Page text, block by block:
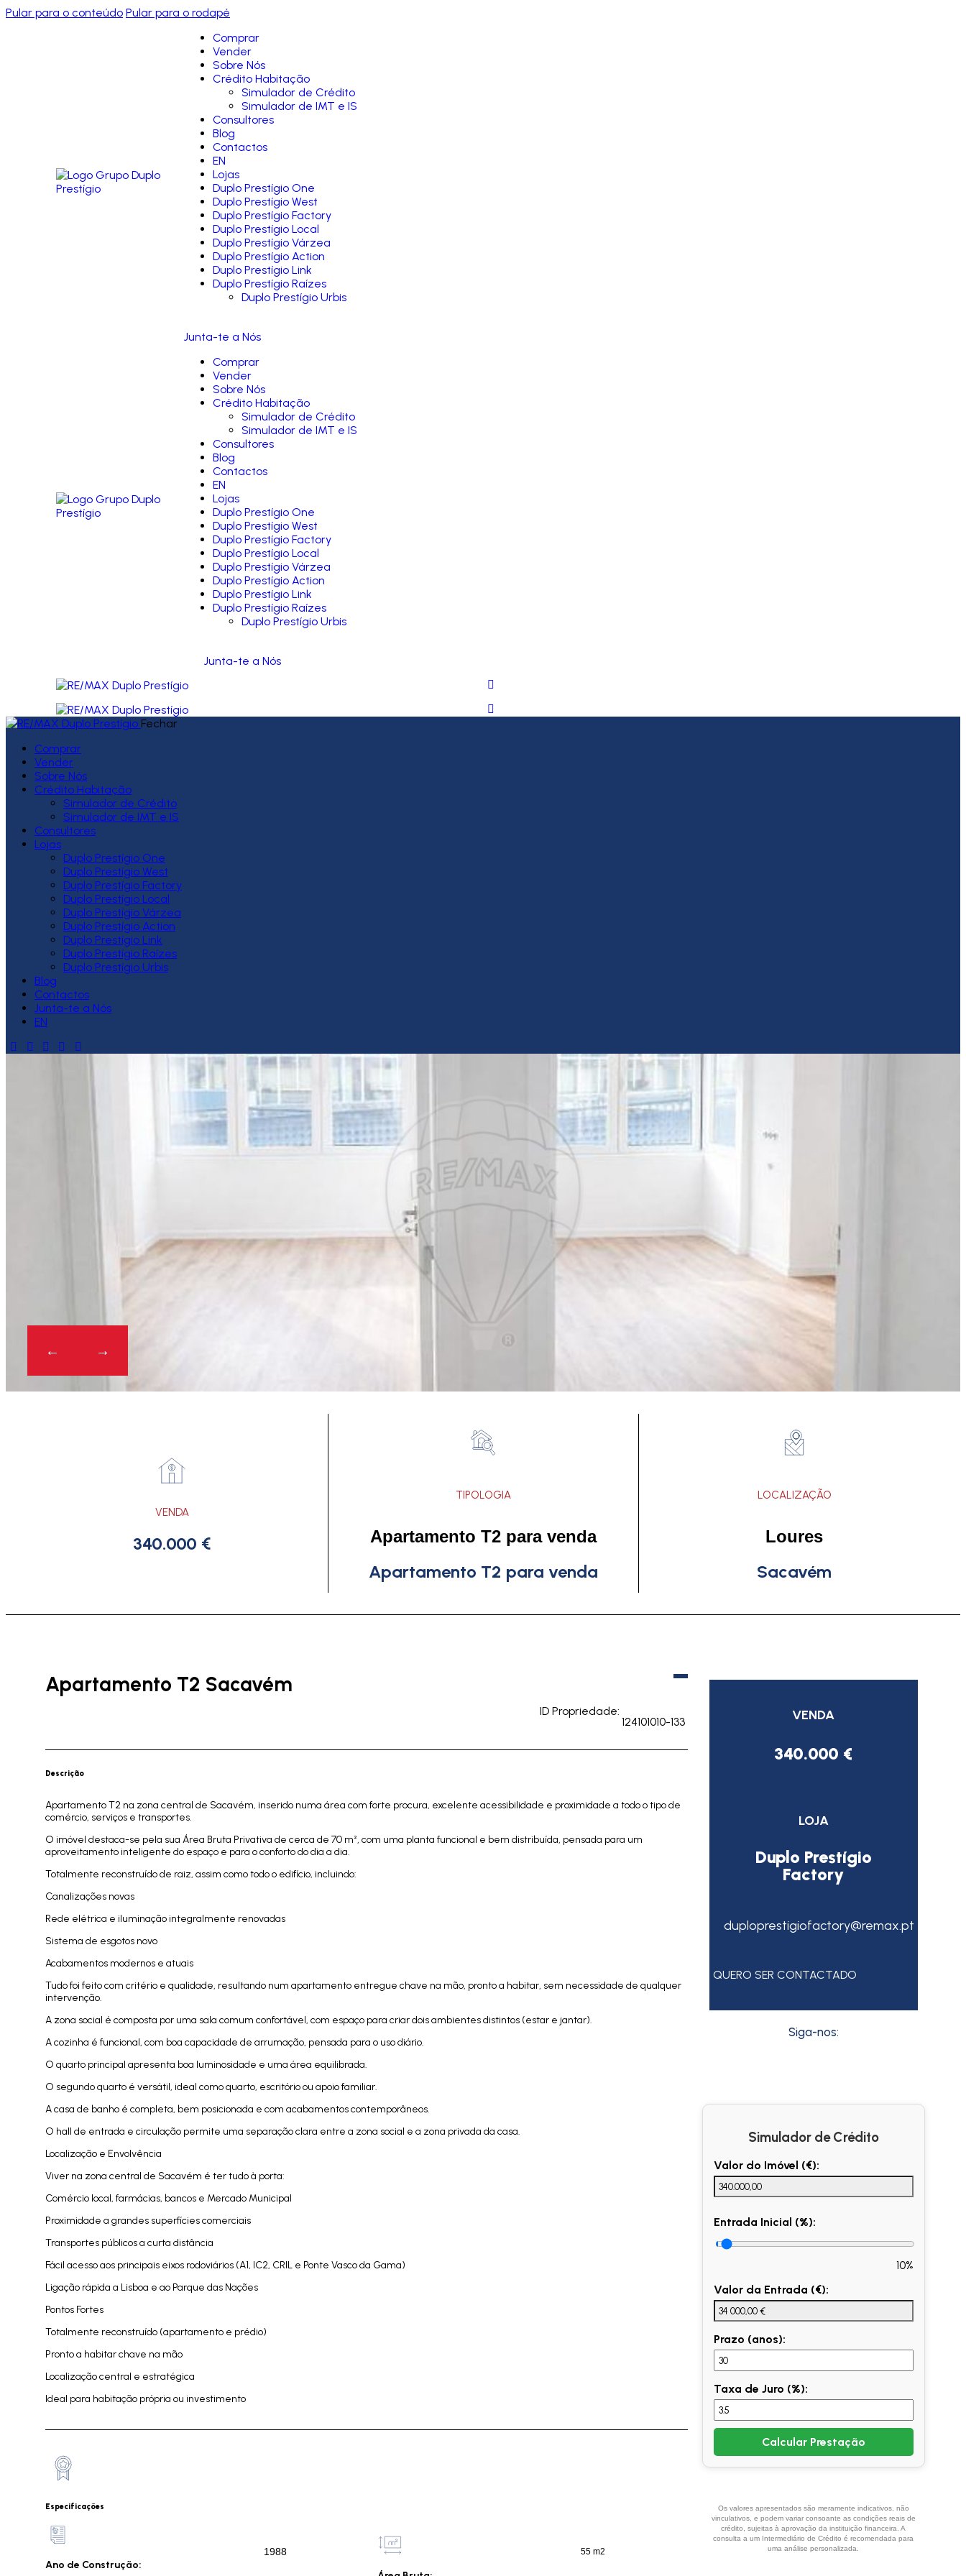
Pular para o conteúdo Pular para o rodapé
Comprar
Vender
Sobre Nós
Crédito Habitação
Simulador de Crédito
Simulador de IMT e IS
Consultores
Blog
Contactos
EN
Lojas
Duplo Prestígio One
Duplo Prestígio West
Duplo Prestígio Factory
Duplo Prestígio Local
Duplo Prestígio Várzea
Duplo Prestígio Action
Duplo Prestígio Link
Duplo Prestígio Raízes
Duplo Prestígio Urbis
Junta-te a Nós
Comprar
Vender
Sobre Nós
Crédito Habitação
Simulador de Crédito
Simulador de IMT e IS
Consultores
Blog
Contactos
EN
Lojas
Duplo Prestígio One
Duplo Prestígio West
Duplo Prestígio Factory
Duplo Prestígio Local
Duplo Prestígio Várzea
Duplo Prestígio Action
Duplo Prestígio Link
Duplo Prestígio Raízes
Duplo Prestígio Urbis
Junta-te a Nós
Fechar
Comprar
Vender
Sobre Nós
Crédito Habitação
Simulador de Crédito
Simulador de IMT e IS
Consultores
Lojas
Duplo Prestígio One
Duplo Prestígio West
Duplo Prestígio Factory
Duplo Prestígio Local
Duplo Prestígio Várzea
Duplo Prestígio Action
Duplo Prestígio Link
Duplo Prestígio Raízes
Duplo Prestígio Urbis
Blog
Contactos
Junta-te a Nós
EN
VENDA
340.000 €
TIPOLOGIA
Apartamento T2 para venda
Apartamento T2 para venda
LOCALIZAÇÃO
Loures
Sacavém
Apartamento T2 Sacavém
ID Propriedade:
124101010-133
Descrição
Apartamento T2 na zona central de Sacavém, inserido numa área com forte procura, excelente acessibilidade e proximidade a todo o tipo de
comércio, serviços e transportes.
O imóvel destaca-se pela sua Área Bruta Privativa de cerca de 70 m², com uma planta funcional e bem distribuída, pensada para um
aproveitamento inteligente do espaço e para o conforto do dia a dia.
Totalmente reconstruído de raiz, assim como todo o edifício, incluindo:
Canalizações novas
Rede elétrica e iluminação integralmente renovadas
Sistema de esgotos novo
Acabamentos modernos e atuais
Tudo foi feito com critério e qualidade, resultando num apartamento entregue chave na mão, pronto a habitar, sem necessidade de qualquer
intervenção.
A zona social é composta por uma sala comum confortável, com espaço para criar dois ambientes distintos (estar e jantar).
A cozinha é funcional, com boa capacidade de arrumação, pensada para o uso diário.
O quarto principal apresenta boa luminosidade e uma área equilibrada.
O segundo quarto é versátil, ideal como quarto, escritório ou apoio familiar.
A casa de banho é completa, bem posicionada e com acabamentos contemporâneos.
O hall de entrada e circulação permite uma separação clara entre a zona social e a zona privada da casa.
Localização e Envolvência
Viver na zona central de Sacavém é ter tudo à porta:
Comércio local, farmácias, bancos e Mercado Municipal
Proximidade a grandes superfícies comerciais
Transportes públicos a curta distância
Fácil acesso aos principais eixos rodoviários (A1, IC2, CRIL e Ponte Vasco da Gama)
Ligação rápida a Lisboa e ao Parque das Nações
Pontos Fortes
Totalmente reconstruído (apartamento e prédio)
Pronto a habitar chave na mão
Localização central e estratégica
Ideal para habitação própria ou investimento
Especificações
Ano de Construção:
1988 55 m2
VENDA
340.000 €
LOJA
Duplo Prestígio
Factory
duploprestigiofactory@remax.pt
QUERO SER CONTACTADO
Siga-nos:
Simulador de Crédito
Valor do Imóvel (€):
Entrada Inicial (%):
10%
Valor da Entrada (€):
Prazo (anos):
Taxa de Juro (%):
Calcular Prestação
Os valores apresentados são meramente indicativos, não
vinculativos, e podem variar consoante as condições reais de
crédito, sujeitas à aprovação da instituição financeira. A
consulta a um Intermediário de Crédito é recomendada para
uma análise personalizada.